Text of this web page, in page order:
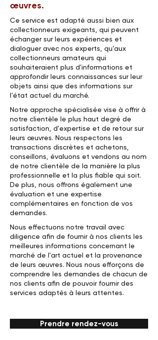
œuvres.
Ce service est adapté aussi bien aux
collectionneurs exigeants, qui peuvent
échanger sur leurs expériences et
dialoguer avec nos experts, qu’aux
collectionneurs amateurs qui
souhaiteraient plus d'informations et
approfondir leurs connaissances sur leur
objets ainsi que des informations sur
l’état actuel du marché.
Notre approche spécialisée vise à offrir à
notre clientèle le plus haut degré de
satisfaction, d'expertise et de retour sur
leurs œuvres. Nous respectons les
transactions discrètes et achetons,
conseillons, évaluons et vendons au nom
de notre clientèle de la manière la plus
professionnelle et la plus fiable qui soit.
De plus, nous offrons également une
évaluation et une expertise
complémentaires en fonction de vos
demandes.
Nous effectuons notre travail avec
diligence afin de fournir à nos clients les
meilleures informations concernant le
marché de l'art actuel et la provenance
de leurs œuvres. Nous nous efforçons de
comprendre les demandes de chacun de
nos clients afin de pouvoir fournir des
services adaptés à leurs attentes.
Prendre rendez-vous